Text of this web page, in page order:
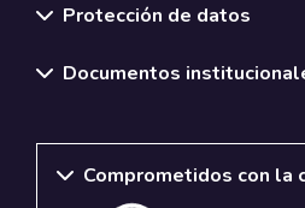
Protección de datos
Documentos
Comprometidos con la